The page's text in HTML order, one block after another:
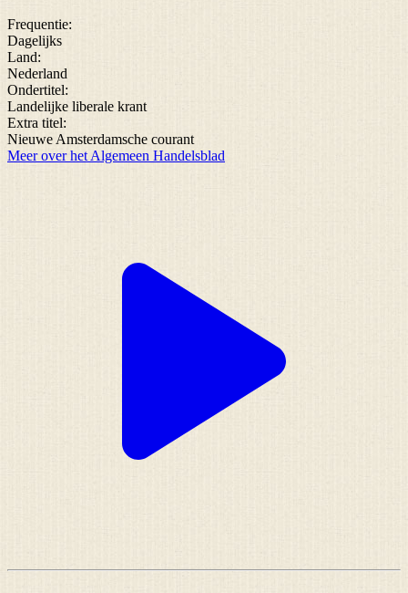
Frequentie:
Dagelijks
Land:
Nederland
Ondertitel:
Landelijke liberale krant
Extra titel:
Nieuwe Amsterdamsche courant
Meer over het Algemeen Handelsblad